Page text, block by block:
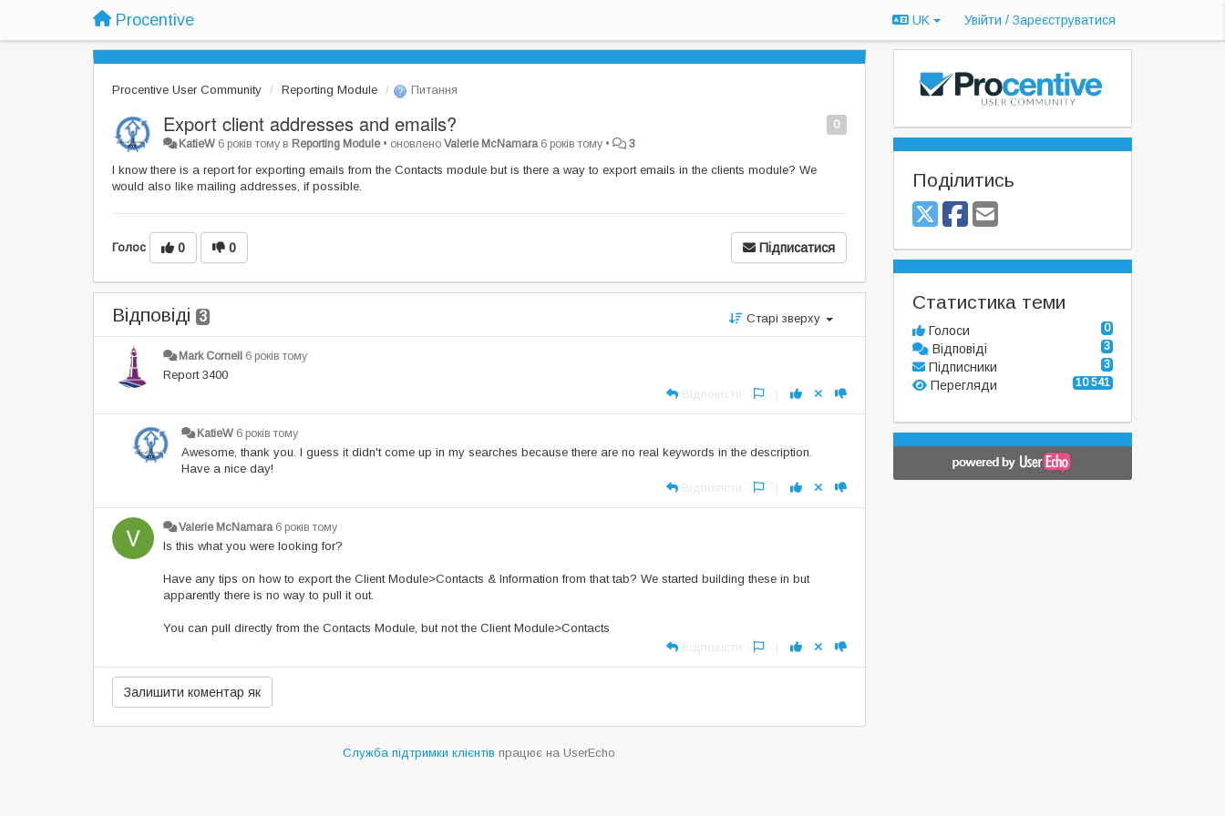
Procentive UK Увійти / Зареєструватися
Procentive User Community Reporting Module Питання
0
Export client addresses and emails?
KatieW 6 років тому в Reporting Module• оновленоValerie McNamara 6 років тому • 3
I know there is a report for exporting emails from the Contacts module but is there a way to export emails in the clients module? We
would also like mailing addresses, if possible.
Голос 0 0 Підписатися
Відповіді 3 Старі зверху
Mark Cornell 6 років тому
Report 3400
Відповісти
|
KatieW 6 років тому
Awesome, thank you. I guess it didn't come up in my searches because there are no real keywords in the description.
Have a nice day!
Відповісти
|
Valerie McNamara 6 років тому
Is this what you were looking for?
Have any tips on how to export the Client Module>Contacts & Information from that tab? We started building these in but
apparently there is no way to pull it out.
You can pull directly from the Contacts Module, but not the Client Module>Contacts
Відповісти
|
Служба підтримки клієнтів працює на UserEcho
Поділитись
Статистика теми
0
Голоси
3
Відповіді
3
Підписники
10 541
Перегляди